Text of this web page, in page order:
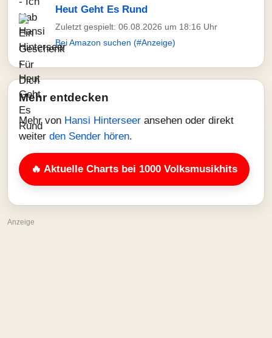
Heut Geht Es Rund
Zuletzt gespielt: 06.08.2026 um 18:16 Uhr
Bei Amazon suchen (#Anzeige)
Mehr entdecken
Mehr von Hansi Hinterseer ansehen oder direkt
weiter den Sender hören.
🔥 Aktuelle Charts bei 1000 Volksmusikhits
Anzeige